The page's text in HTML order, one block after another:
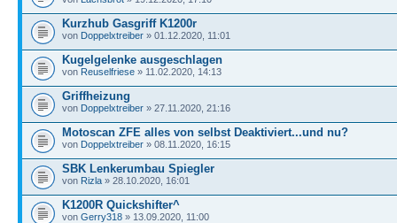
Kurzhub Gasgriff K1200r
von Doppelxtreiber » 01.12.2020, 11:01
Kugelgelenke ausgeschlagen
von Reuselfriese » 11.02.2020, 14:13
Griffheizung
von Doppelxtreiber » 27.11.2020, 21:16
Motoscan ZFE alles von selbst Deaktiviert...und nu?
von Doppelxtreiber » 08.11.2020, 16:15
SBK Lenkerumbau Spiegler
von Rizla » 28.10.2020, 16:01
K1200R Quickshifter^
von Gerry318 » 13.09.2020, 11:00